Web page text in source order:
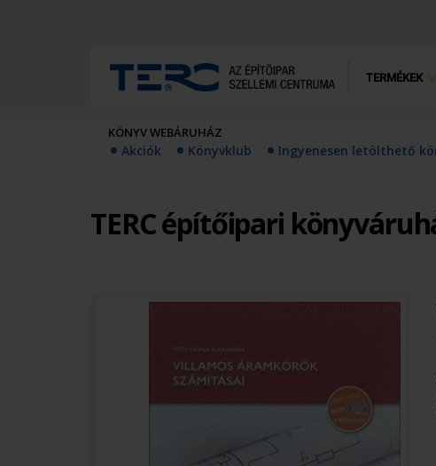
TERMÉKEK
KÖNYV WEBÁRUHÁZ
Akciók Könyvklub Ingyenesen letölthető
TERC építőipari